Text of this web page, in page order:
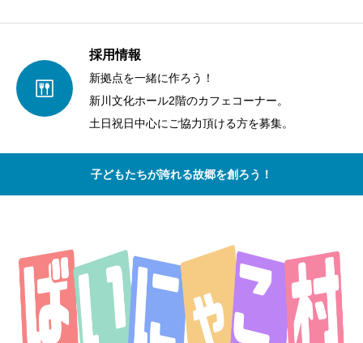
採用情報
新拠点を一緒に作ろう！
新川文化ホール2階のカフェコーナー。
土日祝日中心にご協力頂ける方を募集。
子どもたちが誇れる故郷を創ろう！